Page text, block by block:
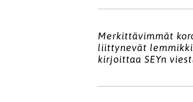
Merkittävimmät
liittynevät
kirjoittaa SEYn